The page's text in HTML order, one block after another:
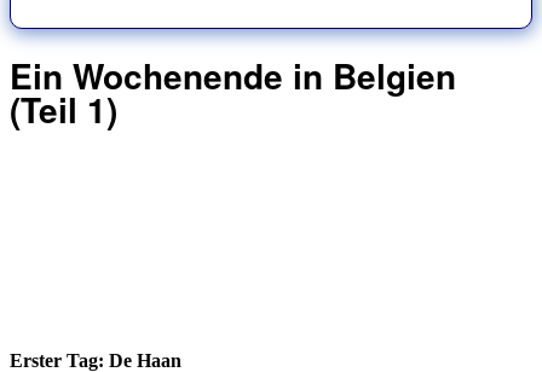
Ein Wochenende in Belgien
(Teil 1)
Erster Tag: De Haan